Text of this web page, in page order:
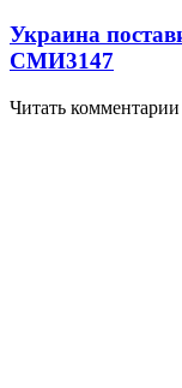
Украина
СМИ3147
Читать комментарии